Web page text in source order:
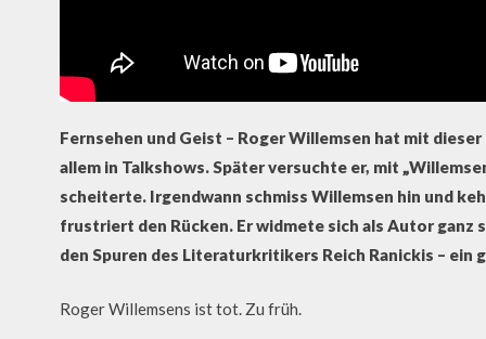
Fernsehen und Geist – Roger Willemsen hat mit
allem in Talkshows. Später versuchte er, mit
scheiterte. Irgendwann schmiss Willemsen hin und
frustriert den Rücken. Er widmete sich als Autor ganz
den Spuren des Literaturkritikers Reich Ranickis –
Roger Willemsens ist tot. Zu früh.